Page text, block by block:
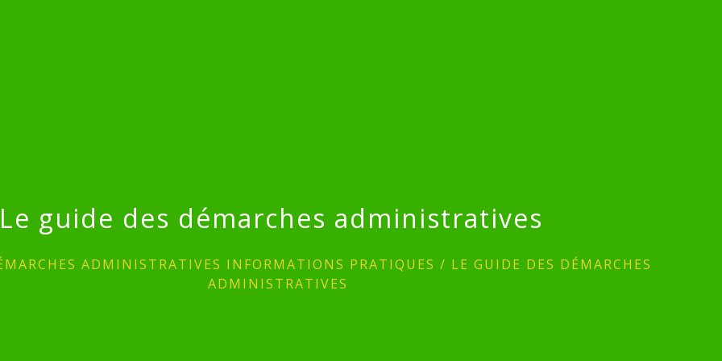
Le guide des démarches administratives
ADMINISTRATIVES INFORMATIONS PRATIQUES / LE GUIDE DES DÉMARCHES
ADMINISTRATIVES